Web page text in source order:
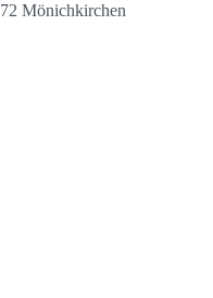
Mönichkirchen